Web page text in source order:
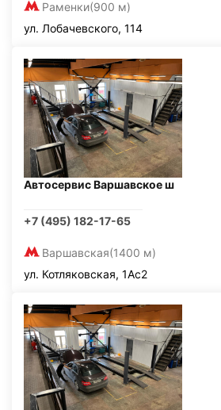
Раменки(900 м)
ул. Лобачевского, 114
Автосервис Варшавское ш
+7 (495) 182-17-65
Варшавская(1400 м)
ул. Котляковская, 1Ас2